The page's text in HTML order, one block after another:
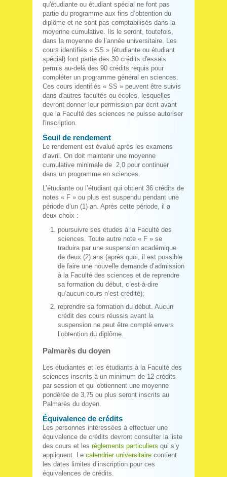
qu'étudiante ou étudiant spécial ne font pas
partie du programme aux fins d’obtention du
diplôme et ne sont pas comptabilisés dans la
moyenne cumulative. Ils le seront, toutefois,
dans la moyenne de l’année universitaire. Les
cours identifiés « SS » (étudiante ou étudiant
spécial) font partie des 30 crédits d'essais
permis au-delà des 90 crédits requis pour
compléter un programme général en sciences.
Ces cours identifiés « SS » peuvent être suivis
dans d'autres facultés ou écoles, lesquelles
devront donner leur permission par écrit avant
que la Faculté des sciences ne puisse autoriser
l'inscription.
Seuil de rendement
Le rendement est évalué après les examens
d’avril. On doit maintenir une moyenne
cumulative minimale de 2,0 pour continuer
dans un programme en sciences.
L’étudiante ou l’étudiant qui obtient 36 crédits de
notes « F » ou plus est suspendu pendant une
période d’un (1) an. Après cette période, il a
deux choix :
poursuivre ses études à la Faculté des
sciences. Toute autre note « F » se
traduira par une suspension académique
de deux (2) ans (après quoi, il est possible
de faire une nouvelle demande d’admission
à la Faculté des sciences et de reprendre
sa formation du début, c’est-à-dire
qu’aucun cours n’est crédité);
reprendre sa formation du début. Aucun
crédit des cours réussis avant la
suspension ne peut être compté envers
l’obtention du diplôme.
Palmarès du doyen
Les étudiantes et les étudiants à la Faculté des
sciences inscrits à un minimum de 12 crédits
par session et qui obtiennent une moyenne
pondérée de 3,75 ou plus seront inscrits au
Palmarès du doyen.
Équivalence de crédits
Les personnes intéressées à effectuer une
équivalence de crédits devront consulter la liste
des cours et les règlements particuliers qui s’y
appliquent. Le calendrier universitaire contient
les dates limites d’inscription pour ces
équivalences de crédits.